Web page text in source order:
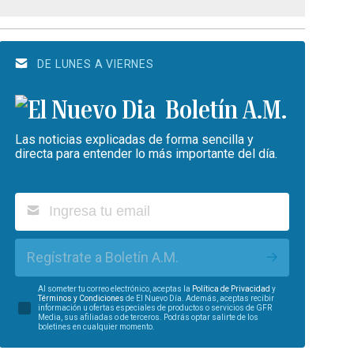
DE LUNES A VIERNES
Boletín A.M.
Las noticias explicadas de forma sencilla y
directa para entender lo más importante del día.
Regístrate a Boletín A.M.
Al someter tu correo electrónico, aceptas la Política de Privacidad y
Términos y Condiciones de El Nuevo Día. Además, aceptas recibir
información u ofertas especiales de productos o servicios de GFR
Media, sus afiliadas o de terceros. Podrás optar salirte de los
boletines en cualquier momento.